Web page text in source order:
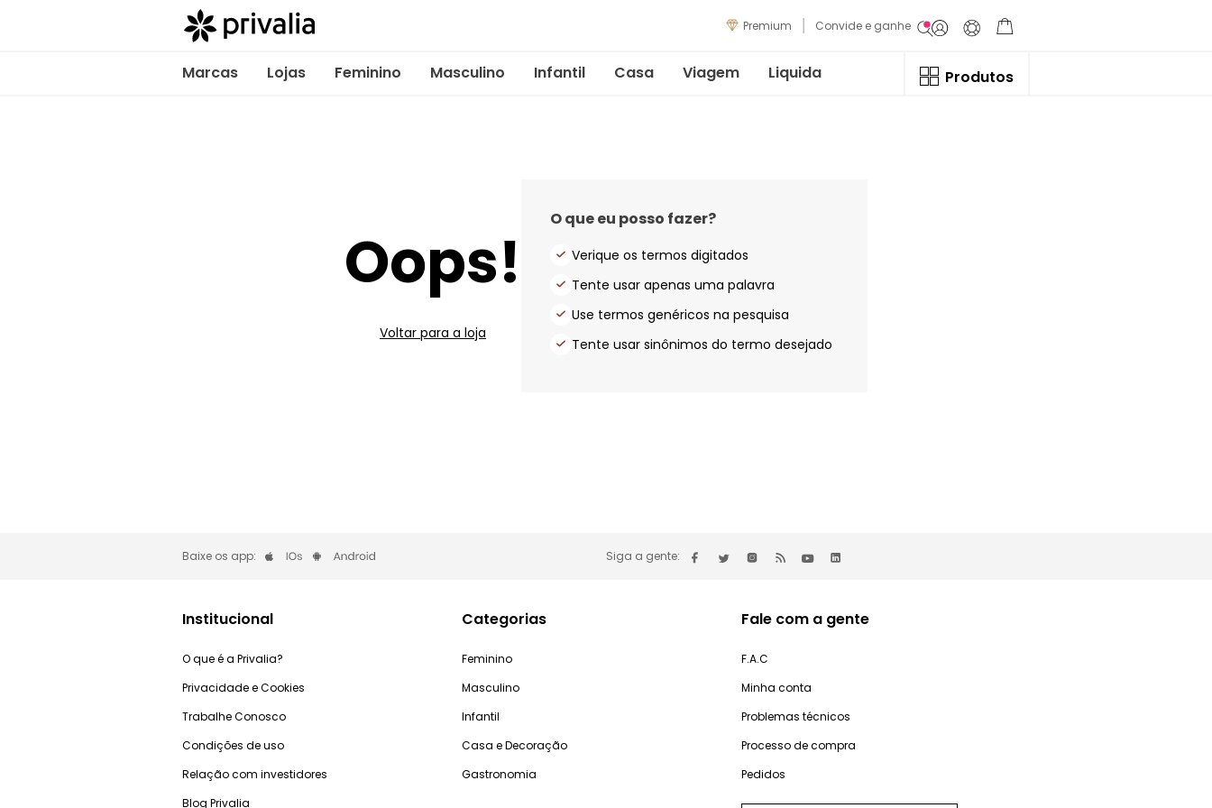
Premium Convide e ganhe
Marcas Lojas Feminino Masculino Infantil Casa Viagem Liquida Produtos
Oops!
Voltar para a loja
O que eu posso fazer?
Verique os termos digitados
Tente usar apenas uma palavra
Use termos genéricos na pesquisa
Tente usar sinônimos do termo desejado
Baixe os app: Siga a gente:
Institucional
O que é a Privalia?
Privacidade e Cookies
Trabalhe Conosco
Condições de uso
Relação com investidores
Blog Privalia
Categorias
Feminino
Masculino
Infantil
Casa e Decoração
Gastronomia
Fale com a gente
F.A.C
Minha conta
Problemas técnicos
Processo de compra
Pedidos